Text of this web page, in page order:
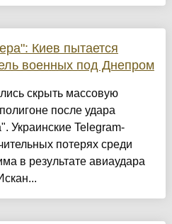
Киев пытается
военных под Днепром
скрыть массовую
после удара
Украинские Telegram-
потерях среди
в результате авиаудара